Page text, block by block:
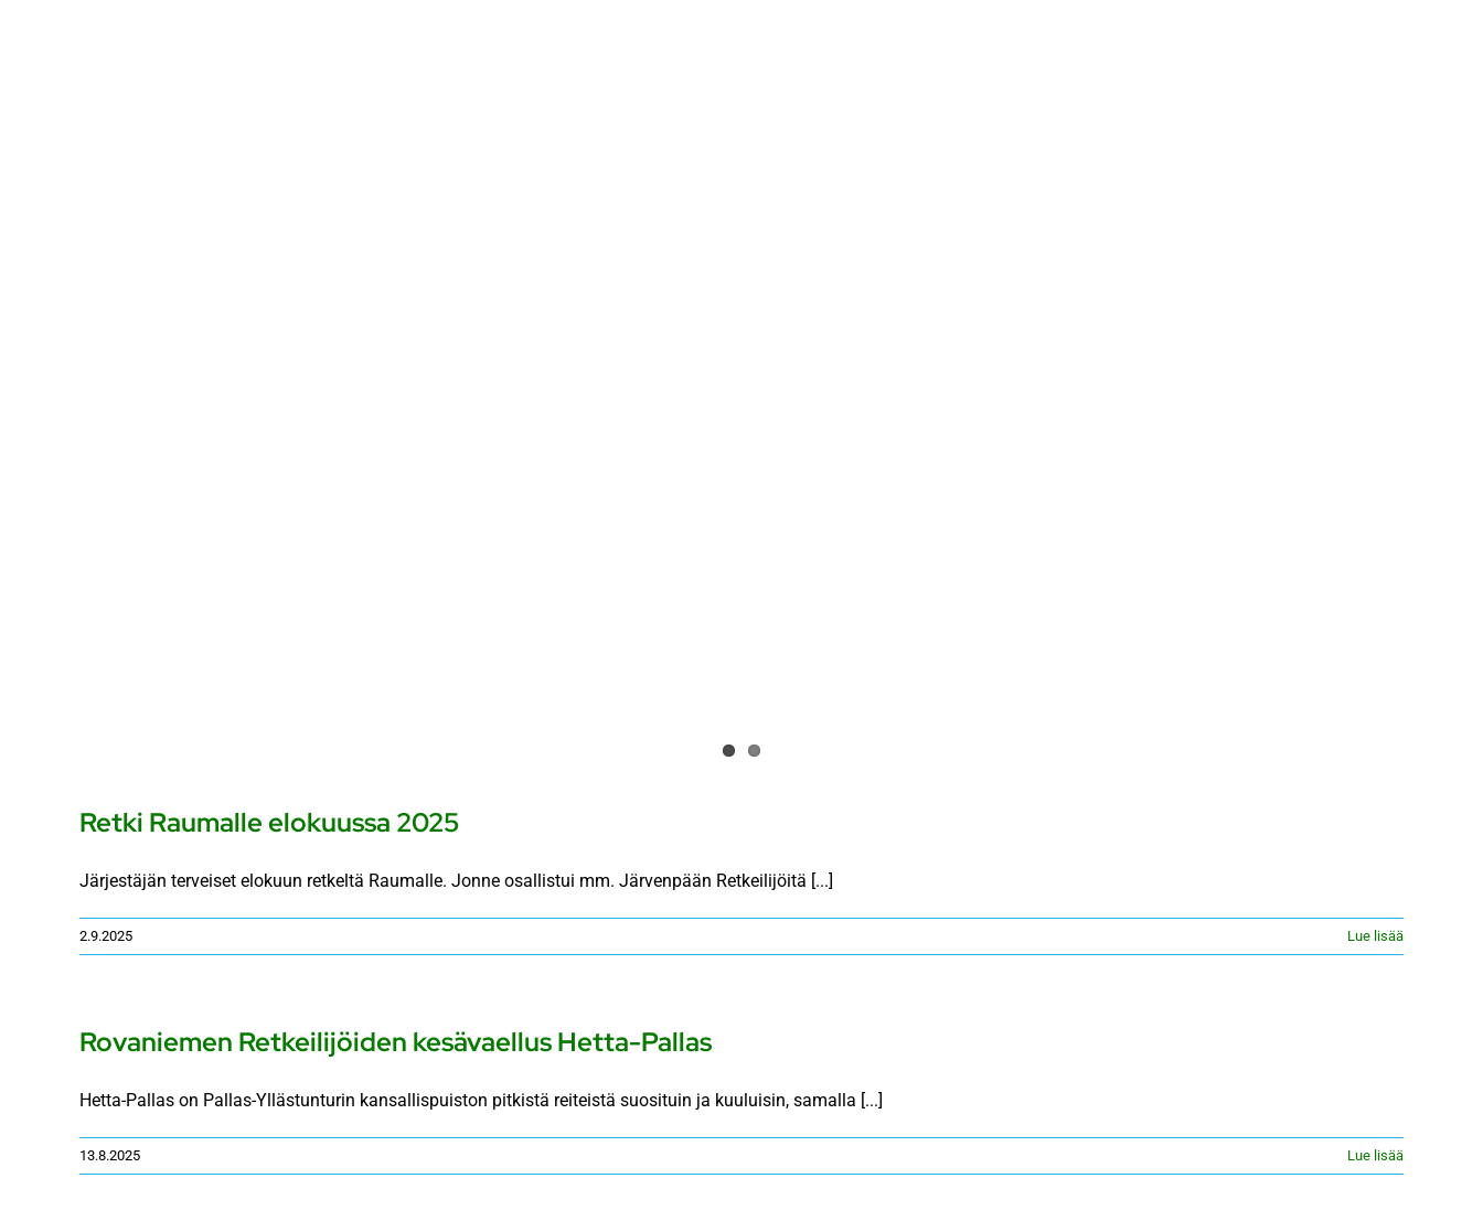
Retki Raumalle elokuussa 2025
Järjestäjän terveiset elokuun retkeltä Raumalle. Jonne osallistui mm. Järvenpään Retkeilijöitä [...]
2.9.2025 Lue lisää
Rovaniemen Retkeilijöiden kesävaellus Hetta-Pallas
Hetta-Pallas on Pallas-Yllästunturin kansallispuiston pitkistä reiteistä suosituin ja kuuluisin, samalla [...]
13.8.2025 Lue lisää